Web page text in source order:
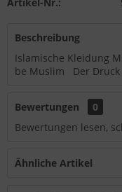
Beschreibung
Islamische Kleidung
be Muslim Der Druck
Bewertungen
0
Bewertungen lesen,
Ähnliche Artikel